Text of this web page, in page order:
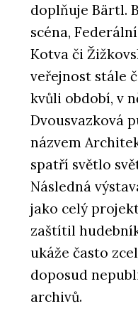
doplňuje Bärtl.
scéna,
Kotva či
veřejnost stále
kvůli období, v
Dvousvazková
názvem
spatří světlo
Následná
jako celý
zaštítil
ukáže často
doposud
archivů.